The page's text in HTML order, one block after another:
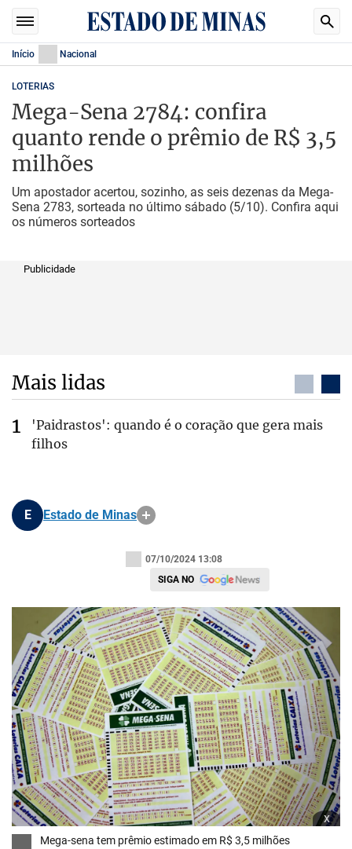
Início Nacional
LOTERIAS
Mega-Sena 2784: confira
quanto rende o prêmio de R$ 3,5
milhões
Um apostador acertou, sozinho, as seis dezenas da Mega-
Sena 2783, sorteada no último sábado (5/10). Confira aqui
os números sorteados
Publicidade
Mais lidas
'Paidrastos': quando é o coração que gera mais
filhos
E Estado de Minas
07/10/2024 13:08
SIGA NO
x
Mega-sena tem prêmio estimado em R$ 3,5 milhões